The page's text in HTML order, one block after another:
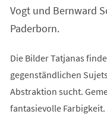
Vogt und Bernward
Paderborn.
Die Bilder Tatjanas
gegenständlichen
Abstraktion sucht.
fantasievolle